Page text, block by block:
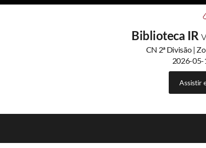
Biblioteca IR
CN 2ª Divisão |
2026-05-
Assistir